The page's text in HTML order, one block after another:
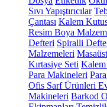
Sıvı Yapıştırıcılar
Çantası Kalem
Resim Boya
Defteri Spiralli
Malzemeleri
Kırtasiye Seti Kalem
Para Makineleri
Ofis Sarf Ürünleri
Makineleri Barkod